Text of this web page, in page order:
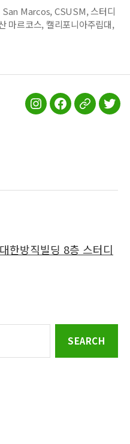
Marcos, CSUSM,스터디
마르코스, 캘리포니아주립대,
스
인
램
스
페
스
공
그
스
트
한방직빌딩 8층 스터디